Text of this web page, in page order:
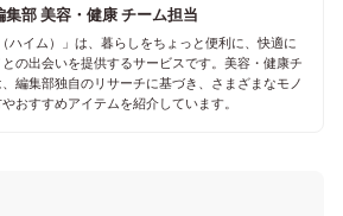
集部 美容・健康 チーム担当
ハイム）」は、暮らしをちょっと便利に、快適に
の出会いを提供するサービスです。美容・健康チ
編集部独自のリサーチに基づき、さまざまなモノ
おすすめアイテムを紹介しています。